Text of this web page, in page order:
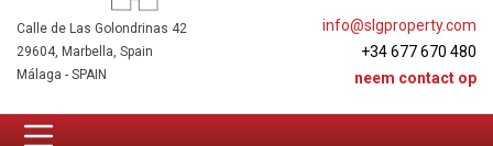
info@slgproperty.com
+34 677 670 480
neem contact op
Calle de Las Golondrinas 42
29604, Marbella, Spain
Málaga - SPAIN